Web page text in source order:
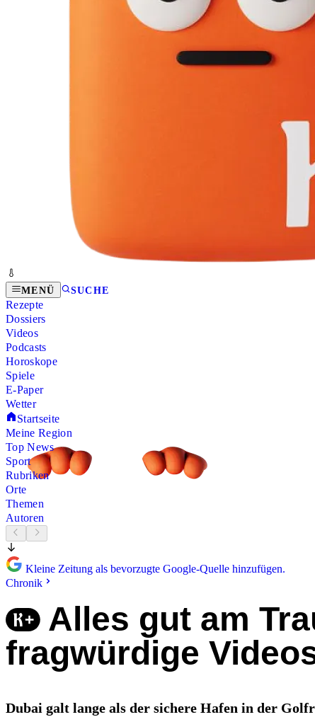
MENÜ SUCHE
Rezepte
Dossiers
Videos
Podcasts
Horoskope
Spiele
E-Paper
Wetter
Startseite
Meine Region
Top News
Sport
Rubriken
Orte
Themen
Autoren
Kleine Zeitung als bevorzugte Google-Quelle hinzufügen.
Chronik
Alles gut am
fragwürdige
Dubai galt lange als der sichere Hafen in der